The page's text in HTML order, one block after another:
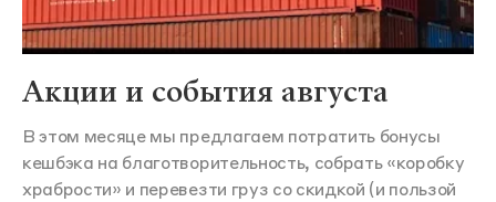
Акции и события августа
В этом месяце мы предлагаем потратить бонусы
кешбэка на благотворительность, собрать «коробку
храбрости» и перевезти груз со скидкой (и пользой